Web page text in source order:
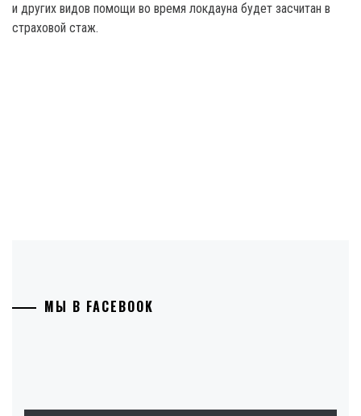
и других видов помощи во время локдауна будет засчитан в
страховой стаж.
МЫ В FACEBOOK